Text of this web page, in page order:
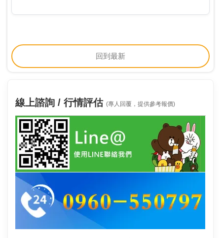
捷創科技在設備裝機、檢修、校準…
回到最新
線上諮詢 / 行情評估 (專人回覆，提供參考報價)